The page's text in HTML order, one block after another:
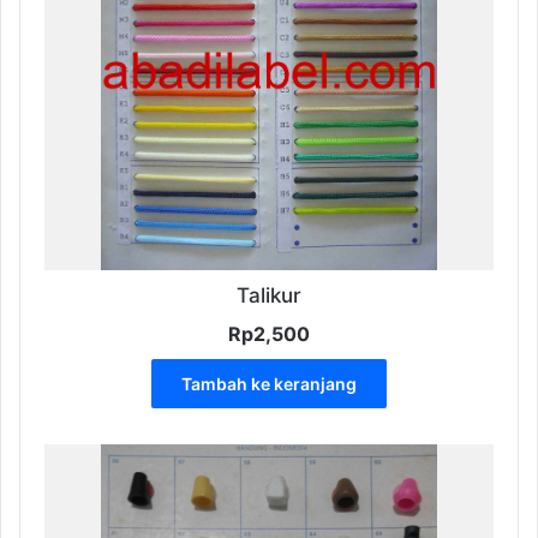
Talikur
Rp2,500
Tambah ke keranjang